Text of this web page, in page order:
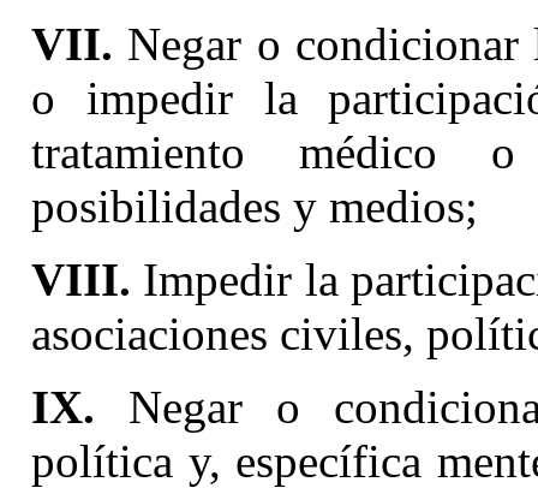
VII. Negar o condicionar
o impedir la
tratamiento médico
posibilidades y medios;
VIII. Impedir la
asociaciones civiles,
IX. Negar o
política y, específica